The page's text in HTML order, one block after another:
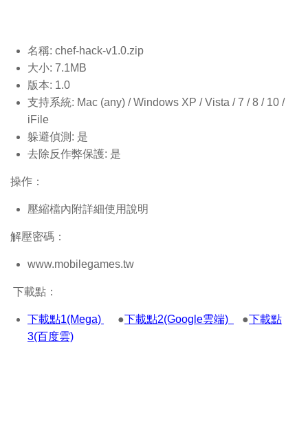
名稱: chef-hack-v1.0.zip
大小: 7.1MB
版本: 1.0
支持系統: Mac (any) / Windows XP / Vista / 7 / 8 / 10 /
iFile
躲避偵測: 是
去除反作弊保護: 是
操作：
壓縮檔內附詳細使用說明
解壓密碼：
www.mobilegames.tw
下載點：
下載點1(Mega) ●下載點2(Google雲端) ●下載點
3(百度雲)